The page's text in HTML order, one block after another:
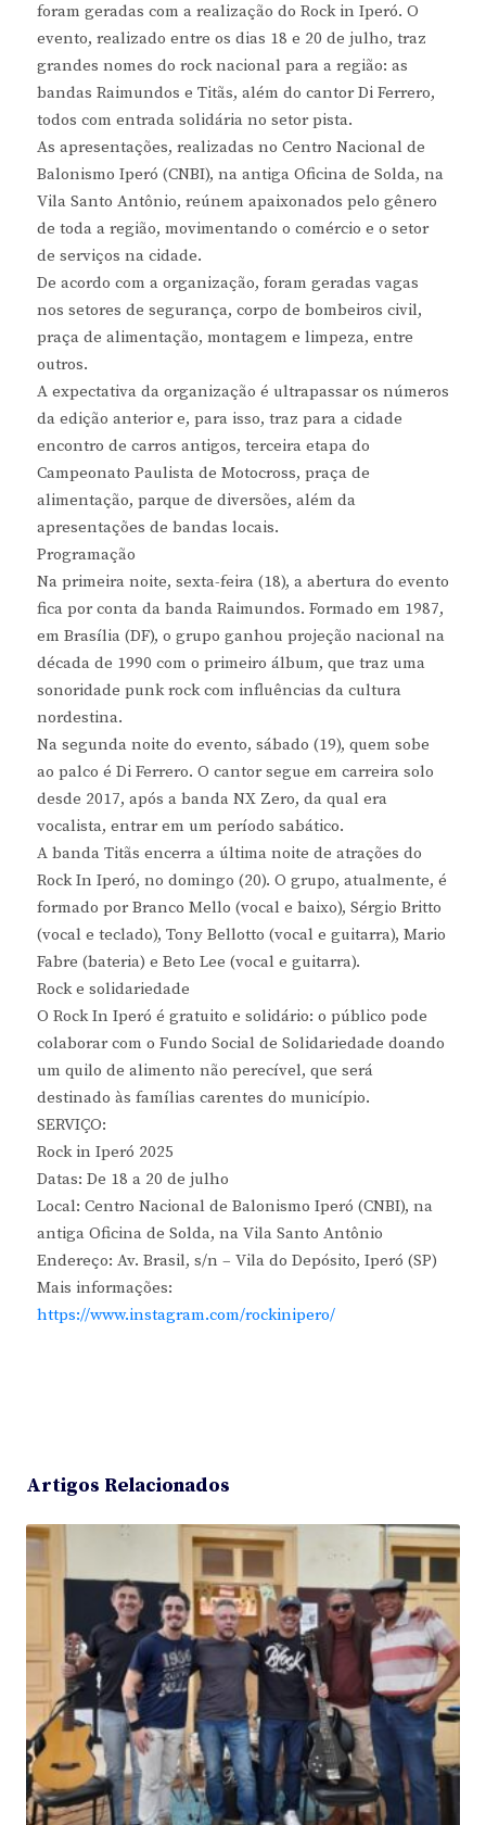
foram geradas com a realização do Rock in Iperó. O
evento, realizado entre os dias 18 e 20 de julho, traz
grandes nomes do rock nacional para a região: as
bandas Raimundos e Titãs, além do cantor Di Ferrero,
todos com entrada solidária no setor pista.
As apresentações, realizadas no Centro Nacional de
Balonismo Iperó (CNBI), na antiga Oficina de Solda, na
Vila Santo Antônio, reúnem apaixonados pelo gênero
de toda a região, movimentando o comércio e o setor
de serviços na cidade.
De acordo com a organização, foram geradas vagas
nos setores de segurança, corpo de bombeiros civil,
praça de alimentação, montagem e limpeza, entre
outros.
A expectativa da organização é ultrapassar os números
da edição anterior e, para isso, traz para a cidade
encontro de carros antigos, terceira etapa do
Campeonato Paulista de Motocross, praça de
alimentação, parque de diversões, além da
apresentações de bandas locais.
Programação
Na primeira noite, sexta-feira (18), a abertura do evento
fica por conta da banda Raimundos. Formado em 1987,
em Brasília (DF), o grupo ganhou projeção nacional na
década de 1990 com o primeiro álbum, que traz uma
sonoridade punk rock com influências da cultura
nordestina.
Na segunda noite do evento, sábado (19), quem sobe
ao palco é Di Ferrero. O cantor segue em carreira solo
desde 2017, após a banda NX Zero, da qual era
vocalista, entrar em um período sabático.
A banda Titãs encerra a última noite de atrações do
Rock In Iperó, no domingo (20). O grupo, atualmente, é
formado por Branco Mello (vocal e baixo), Sérgio Britto
(vocal e teclado), Tony Bellotto (vocal e guitarra), Mario
Fabre (bateria) e Beto Lee (vocal e guitarra).
Rock e solidariedade
O Rock In Iperó é gratuito e solidário: o público pode
colaborar com o Fundo Social de Solidariedade doando
um quilo de alimento não perecível, que será
destinado às famílias carentes do município.
SERVIÇO:
Rock in Iperó 2025
Datas: De 18 a 20 de julho
Local: Centro Nacional de Balonismo Iperó (CNBI), na
antiga Oficina de Solda, na Vila Santo Antônio
Endereço: Av. Brasil, s/n – Vila do Depósito, Iperó (SP)
Mais informações:
https://www.instagram.com/rockinipero/
Artigos Relacionados